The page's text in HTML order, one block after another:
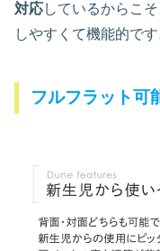
対応しているからこ
しやすくて機能的です
フルフラット可